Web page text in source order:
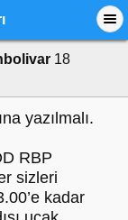
18
yazılmalı.
RBP
sizleri
kadar